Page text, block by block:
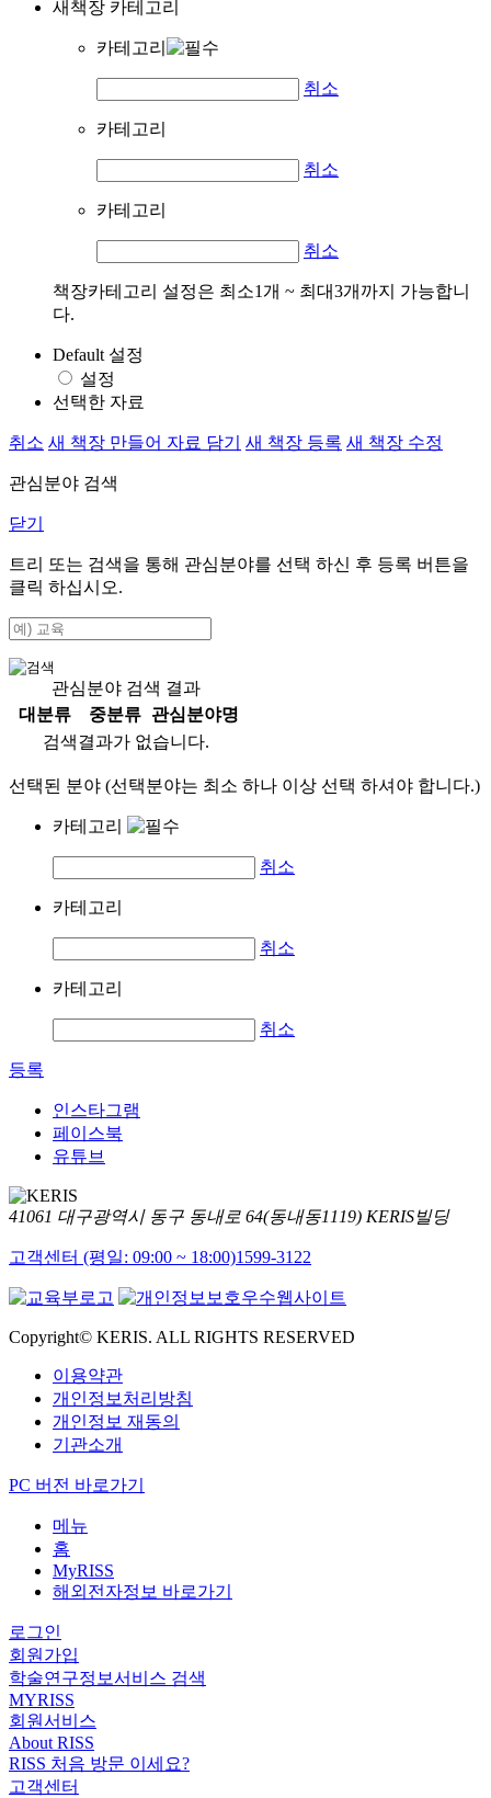
새책장 카테고리
카테고리
취소
카테고리
취소
카테고리
취소
책장카테고리 설정은 최소1개 ~ 최대3개까지 가능합니
다.
Default 설정
설정
선택한 자료
취소 새 책장 만들어 자료 담기 새 책장 등록 새 책장 수정
관심분야 검색
닫기
트리 또는 검색을 통해 관심분야를 선택 하신 후 등록 버튼을
클릭 하십시오.
관심분야 검색 결과
대분류
중분류
관심분야명
검색결과가 없습니다.
선택된 분야 (선택분야는 최소 하나 이상 선택 하셔야 합니다.)
카테고리
취소
카테고리
취소
카테고리
취소
등록
인스타그램
페이스북
유튜브
41061 대구광역시 동구 동내로 64(동내동1119) KERIS빌딩
고객센터 (평일: 09:00 ~ 18:00)1599-3122
Copyright© KERIS. ALL RIGHTS RESERVED
이용약관
개인정보처리방침
개인정보 재동의
기관소개
PC 버전 바로가기
메뉴
홈
MyRISS
해외전자정보 바로가기
로그인
회원가입
학술연구정보서비스 검색
MYRISS
회원서비스
About RISS
RISS 처음 방문 이세요?
고객센터